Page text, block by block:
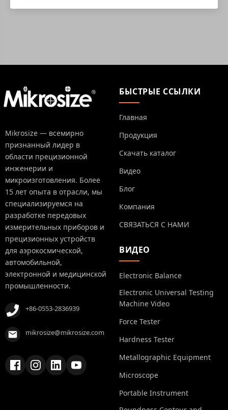
Mikrosize — всемирно
признанный лидер в
области прецизионной
инженерии и
микроизготовления. Более
15 лет опыта в отрасли, мы
специализируемся на
разработке передовых
измерительных приборов и
прецизионных устройств
для аэрокосмической,
автомобильной,
электронной и медицинской
промышленности.
+86-0553-2836939
mikrosize@mikrosize.com
БЫСТРЫЕ ССЫЛКИ
Главная
Продукция
Скачать каталог
Видео
Блог
Компания
СВЯЗАТЬСЯ С НАМИ
ВИДЕО
Electronic Balance
Electronic Universal Testing
Machine Video
Force Tester
Hardness Tester
Metallographic Equipment
Microscope
Portable Instrument